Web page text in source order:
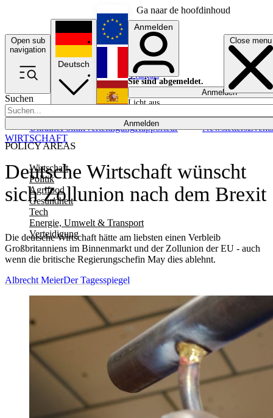
Ga naar de hoofdinhoud
Open sub
navigation
Close menu
Suchen
Anmelden
POLICY AREAS
Wirtschaft
Politik
Agrifood
Gesundheit
Tech
Energie, Umwelt & Transport
Verteidigung
UkrainePolitikVerteidigungRapporteur NewslettersEvents
Deutsch
English
Français
Anmelden
Sie sind abgemeldet.
Anmelden
Licht aus
Deutsche Wirtschaft wünscht
sich Zollunion nach dem Brexit
Die deutsche Wirtschaft hätte am liebsten einen Verbleib
Großbritanniens im Binnenmarkt und der Zollunion der EU - auch
wenn die britische Regierungschefin May dies ablehnt.
WIRTSCHAFT
Albrecht MeierDer Tagesspiegel